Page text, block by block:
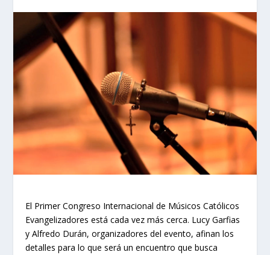
El Primer Congreso Internacional de Músicos Católicos
Evangelizadores está cada vez más cerca. Lucy Garfias
y Alfredo Durán, organizadores del evento, afinan los
detalles para lo que será un encuentro que busca